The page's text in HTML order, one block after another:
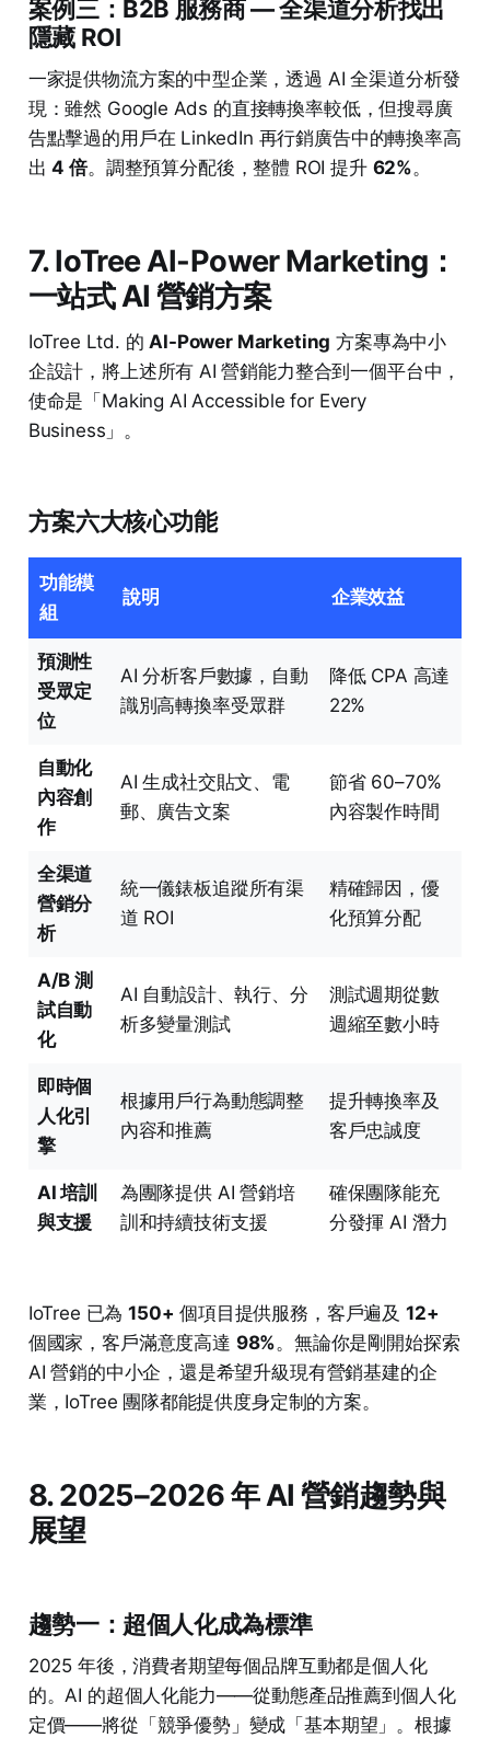
案例三：B2B 服務商 — 全渠道分析找出
隱藏 ROI
一家提供物流方案的中型企業，透過 AI 全渠道分析發
現：雖然 Google Ads 的直接轉換率較低，但搜尋廣
告點擊過的用戶在 LinkedIn 再行銷廣告中的轉換率高
出4 倍。調整預算分配後，整體 ROI 提升 62%。
7. IoTree AI-Power Marketing：
一站式 AI 營銷方案
IoTree Ltd. 的AI-Power Marketing 方案專為中小
企設計，將上述所有 AI 營銷能力整合到一個平台中，
使命是「Making AI Accessible for Every
Business」。
方案六大核心功能
功能模
組
說明 企業效益
預測性
受眾定
位
AI 分析客戶數據，自動
識別高轉換率受眾群
降低 CPA 高達
22%
自動化
內容創
作
AI 生成社交貼文、電
郵、廣告文案
節省 60–70%
內容製作時間
全渠道
營銷分
析
統一儀錶板追蹤所有渠
道 ROI
精確歸因，優
化預算分配
A/B 測
試自動
化
AI 自動設計、執行、分
析多變量測試
測試週期從數
週縮至數小時
即時個
人化引
擎
根據用戶行為動態調整
內容和推薦
提升轉換率及
客戶忠誠度
AI 培訓
與支援
為團隊提供 AI 營銷培
訓和持續技術支援
確保團隊能充
分發揮 AI 潛力
IoTree 已為150+ 個項目提供服務，客戶遍及 12+
個國家，客戶滿意度高達 98%。無論你是剛開始探索
AI 營銷的中小企，還是希望升級現有營銷基建的企
業，IoTree 團隊都能提供度身定制的方案。
8. 2025–2026 年 AI 營銷趨勢與
展望
趨勢一：超個人化成為標準
2025 年後，消費者期望每個品牌互動都是個人化
的。AI 的超個人化能力——從動態產品推薦到個人化
定價——將從「競爭優勢」變成「基本期望」。根據